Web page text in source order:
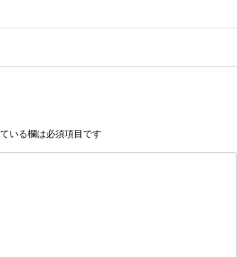
いる欄は必須項目です